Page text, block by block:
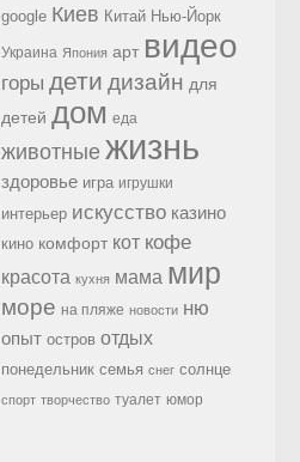
google Киев Китай Нью-Йорк
Украина Япония арт видео
горы дети дизайн для
детей дом еда
животные жизнь
здоровье игра игрушки
интерьер искусство казино
кино комфорт кот кофе
красота кухня мама мир
море на пляже новости ню
опыт остров отдых
понедельник семья снег солнце
спорт творчество туалет юмор